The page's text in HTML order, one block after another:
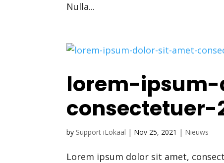
Nulla...
lorem-
consectetuer-
by Support iLokaal | Nov 25, 2021 | Nieuws
Lorem ipsum dolor sit amet,